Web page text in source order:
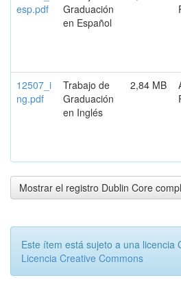
esp.pdf
Graduación
en Español
12507_i
ng.pdf
Trabajo de
Graduación
en Inglés
2,84 MB
Mostrar el registro Dublin Core
Este ítem está sujeto a una licencia
Licencia Creative Commons